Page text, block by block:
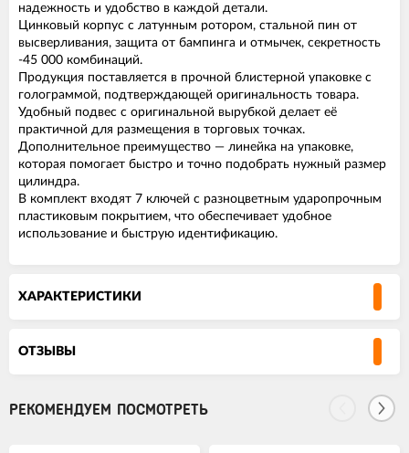
надежность и удобство в каждой детали.
Цинковый корпус с латунным ротором, стальной пин от
высверливания, защита от бампинга и отмычек, секретность
-45 000 комбинаций.
Продукция поставляется в прочной блистерной упаковке с
голограммой, подтверждающей оригинальность товара.
Удобный подвес с оригинальной вырубкой делает её
практичной для размещения в торговых точках.
Дополнительное преимущество — линейка на упаковке,
которая помогает быстро и точно подобрать нужный размер
цилиндра.
В комплект входят 7 ключей с разноцветным ударопрочным
пластиковым покрытием, что обеспечивает удобное
использование и быструю идентификацию.
ХАРАКТЕРИСТИКИ
ОТЗЫВЫ
РЕКОМЕНДУЕМ ПОСМОТРЕТЬ